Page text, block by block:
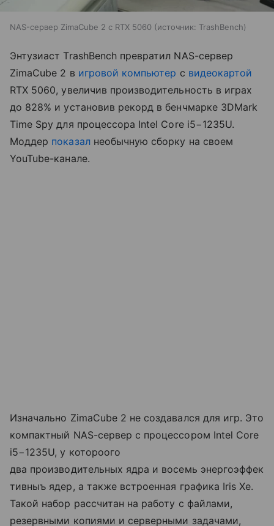
NAS-сервер ZimaCube 2 с RTX 5060 источник: TrashBench
Энтузиаст TrashBench превратил NAS-сервер
ZimaCube 2 в игровой компьютер с видеокартой
RTX 5060, увеличив производительность в играх
до 828% и установив рекорд в бенчмарке 3DMark
Time Spy для процессора Intel Core i5−1235U.
Моддер показалнеобычную сборку на своем
YouTube-канале.
Изначально ZimaCube 2 не создавался для игр. Это
компактный NAS-сервер с процессором Intel Core
i5−1235U, у котороого
два производительных ядра и восемь энергоэффек
тивныъ ядер, а также встроенная графика Iris Xe.
Такой набор рассчитан на работу с файлами,
резервными копиями и серверными задачами,